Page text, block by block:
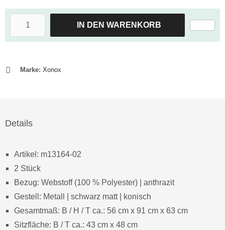
IN DEN WARENKORB
Marke: Xonox
Details
Artikel: m13164-02
2 Stück
Bezug: Webstoff (100 % Polyester) | anthrazit
Gestell: Metall | schwarz matt | konisch
Gesamtmaß: B / H / T ca.: 56 cm x 91 cm x 63 cm
Sitzfläche: B / T ca.: 43 cm x 48 cm